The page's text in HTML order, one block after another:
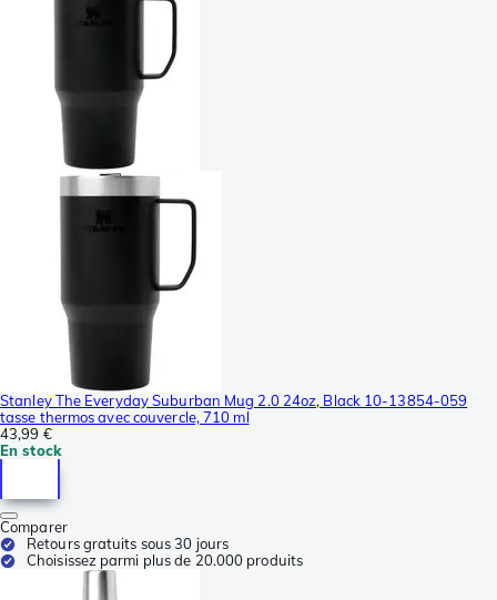
Stanley The Everyday Suburban Mug 2.0 24oz, Black 10-13854-059
tasse thermos avec couvercle, 710 ml
43,99 €
En stock
Comparer
Retours gratuits sous 30 jours
Choisissez parmi plus de 20.000 produits